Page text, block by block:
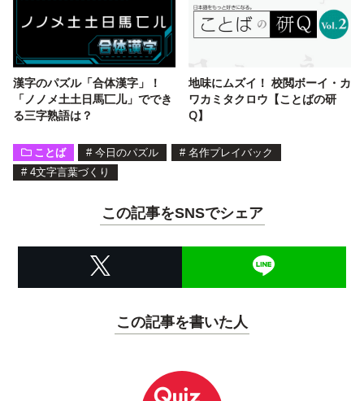
漢字のパズル「合体漢字」！
「ノノメ土土日馬匸儿」ででき
る三字熟語は？
地味にムズイ！ 校閲ボーイ・カ
ワカミタクロウ【ことばの研
Q】
ことば # 今日のパズル # 名作プレイバック
# 4文字言葉づくり
この記事をSNSでシェア
この記事を書いた人